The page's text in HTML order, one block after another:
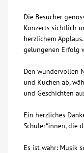
Die Besucher
Konzerts sichtlich
herzlichem
gelungenen Erfolg
Den wundervollen
und Kuchen ab,
und Geschichten
Ein herzliches
Schüler*innen, die
Es ist wahr: Musik